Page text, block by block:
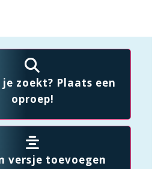
zoekt? Plaats een
oproep!
versje toevoegen